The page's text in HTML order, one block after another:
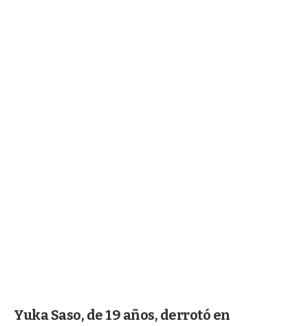
Yuka Saso, de 19 años, derrotó en